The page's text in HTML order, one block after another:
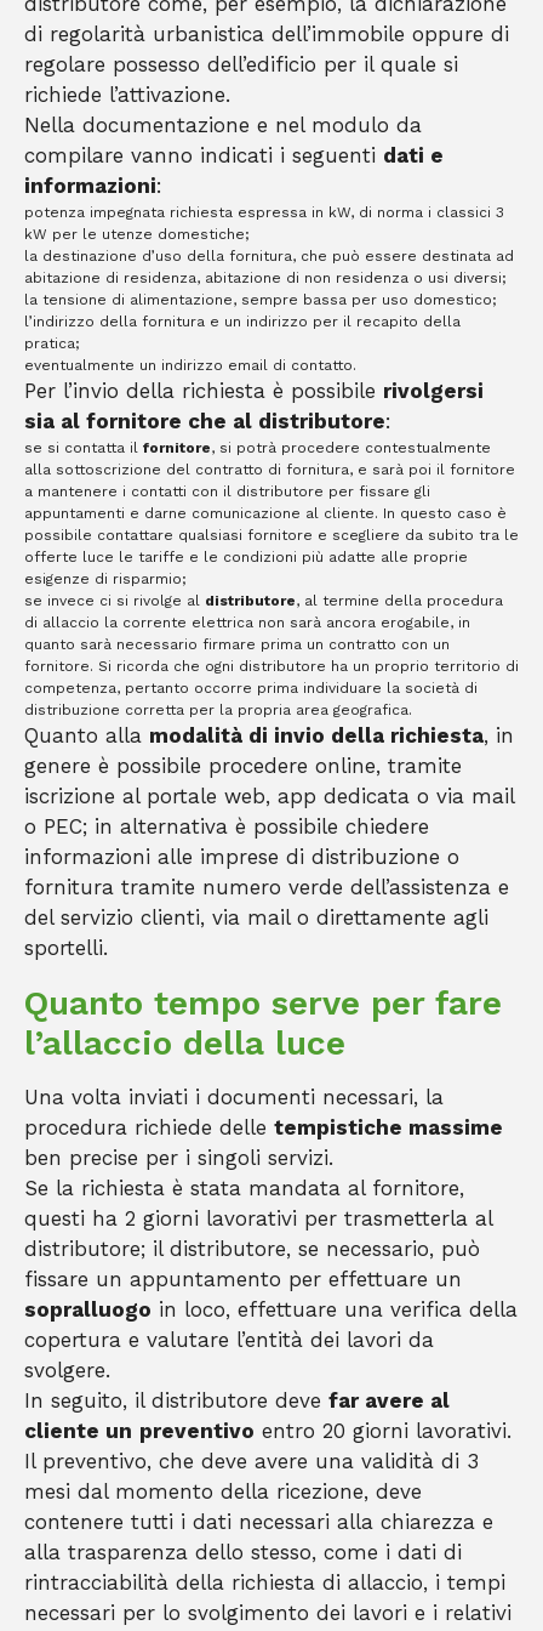
di regolarità urbanistica dell’immobile oppure di
regolare possesso dell’edificio per il quale si
richiede l’attivazione.
Nella documentazione e nel modulo da
compilare vanno indicati i seguenti dati e
informazioni:
potenza impegnata richiesta espressa in kW, di norma i classici 3
kW per le utenze domestiche;
la destinazione d’uso della fornitura, che può essere destinata ad
abitazione di residenza, abitazione di non residenza o usi diversi;
la tensione di alimentazione, sempre bassa per uso domestico;
l’indirizzo della fornitura e un indirizzo per il recapito della
pratica;
eventualmente un indirizzo email di contatto.
Per l’invio della richiesta è possibile rivolgersi
sia al fornitore che al distributore:
se si contatta il fornitore, si potrà procedere contestualmente
alla sottoscrizione del contratto di fornitura, e sarà poi il fornitore
a mantenere i contatti con il distributore per fissare gli
appuntamenti e darne comunicazione al cliente. In questo caso è
possibile contattare qualsiasi fornitore e scegliere da subito tra le
offerte luce le tariffe e le condizioni più adatte alle proprie
esigenze di risparmio;
se invece ci si rivolge al distributore, al termine della procedura
di allaccio la corrente elettrica non sarà ancora erogabile, in
quanto sarà necessario firmare prima un contratto con un
fornitore. Si ricorda che ogni distributore ha un proprio territorio di
competenza, pertanto occorre prima individuare la società di
distribuzione corretta per la propria area geografica.
Quanto alla modalità di invio della richiesta, in
genere è possibile procedere online, tramite
iscrizione al portale web, app dedicata o via mail
o PEC; in alternativa è possibile chiedere
informazioni alle imprese di distribuzione o
fornitura tramite numero verde dell’assistenza e
del servizio clienti, via mail o direttamente agli
sportelli.
Quanto tempo serve per fare
l’allaccio della luce
Una volta inviati i documenti necessari, la
procedura richiede delle tempistiche massime
ben precise per i singoli servizi.
Se la richiesta è stata mandata al fornitore,
questi ha 2 giorni lavorativi per trasmetterla al
distributore; il distributore, se necessario, può
fissare un appuntamento per effettuare un
sopralluogo in loco, effettuare una verifica della
copertura e valutare l’entità dei lavori da
svolgere.
In seguito, il distributore deve far avere al
cliente un preventivo entro 20 giorni lavorativi.
Il preventivo, che deve avere una validità di 3
mesi dal momento della ricezione, deve
contenere tutti i dati necessari alla chiarezza e
alla trasparenza dello stesso, come i dati di
rintracciabilità della richiesta di allaccio, i tempi
necessari per lo svolgimento dei lavori e i relativi